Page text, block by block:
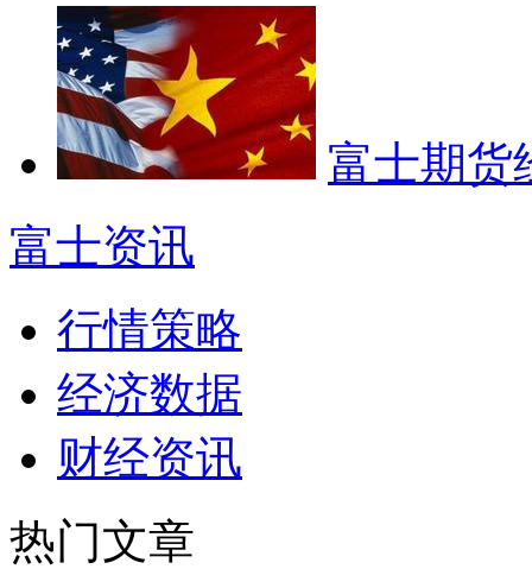
富士期货
富士资讯
行情策略
经济数据
财经资讯
热门文章